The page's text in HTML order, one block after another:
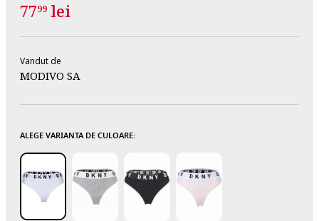
7799 lei
Vandut de
MODIVO SA
ALEGE VARIANTA DE CULOARE: